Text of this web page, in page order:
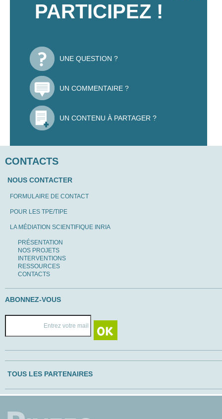
PARTICIPEZ !
UNE QUESTION ?
UN COMMENTAIRE ?
UN CONTENU À PARTAGER ?
CONTACTS
NOUS CONTACTER
FORMULAIRE DE CONTACT
POUR LES TPE/TIPE
LA MÉDIATION SCIENTIFIQUE INRIA
PRÉSENTATION
NOS PROJETS
INTERVENTIONS
RESSOURCES
CONTACTS
ABONNEZ-VOUS
TOUS LES PARTENAIRES